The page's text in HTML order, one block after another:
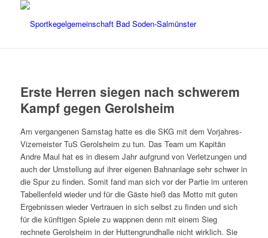
Erste Herren siegen nach schwerem
Kampf gegen Gerolsheim
Am vergangenen Samstag hatte es die SKG mit dem Vorjahres-
Vizemeister TuS Gerolsheim zu tun. Das Team um Kapitän
Andre Maul hat es in diesem Jahr aufgrund von Verletzungen und
auch der Umstellung auf ihrer eigenen Bahnanlage sehr schwer in
die Spur zu finden. Somit fand man sich vor der Partie im unteren
Tabellenfeld wieder und für die Gäste hieß das Motto mit guten
Ergebnissen wieder Vertrauen in sich selbst zu finden und sich
für die künftigen Spiele zu wappnen denn mit einem Sieg
rechnete Gerolsheim in der Huttengrundhalle nicht wirklich. Sie